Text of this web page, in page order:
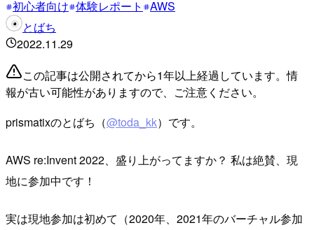
初心者向け 体験レポート
AWS
とばち
2022.11.29
この記事は公開されてから1年以上経過しています。情
報が古い可能性がありますので、ご注意ください。
prismatixのとばち（@toda_kk）です。
AWS re:Invent 2022、盛り上がってますか？ 私は絶賛、現
地に参加中です！
実は現地参加は初めて（2020年、2021年のバーチャル参加